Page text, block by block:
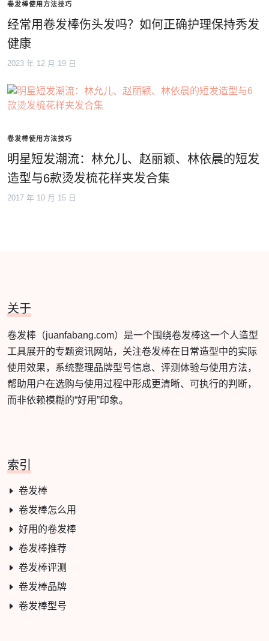
卷发棒使用方法技巧
经常用卷发棒伤头发吗？如何正确护理保持秀发
健康
2023 年 12 月 19 日
卷发棒使用方法技巧
明星短发潮流：林允儿、赵丽颖、林依晨的短发
造型与6款烫发梳花样夹发合集
2017 年 10 月 15 日
关于
卷发棒（juanfabang.com）是一个围绕卷发棒这一个人造型
工具展开的专题资讯网站，关注卷发棒在日常造型中的实际
使用效果，系统整理品牌型号信息、评测体验与使用方法，
帮助用户在选购与使用过程中形成更清晰、可执行的判断，
而非依赖模糊的“好用”印象。
索引
卷发棒
卷发棒怎么用
好用的卷发棒
卷发棒推荐
卷发棒评测
卷发棒品牌
卷发棒型号